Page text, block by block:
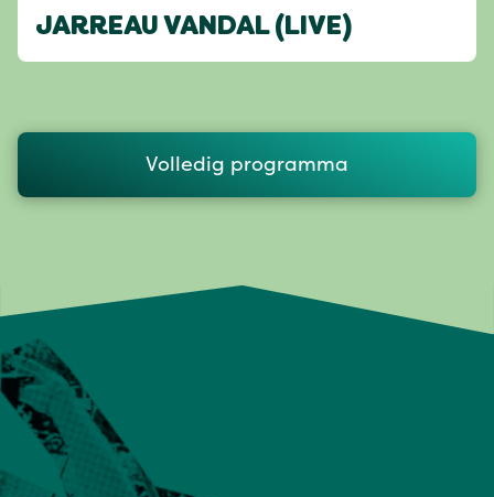
JARREAU VANDAL (LIVE)
Volledig programma